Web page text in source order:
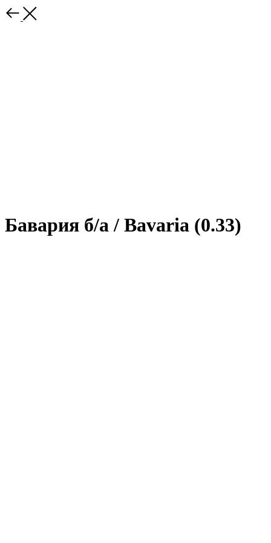
Бавария б/а / Bavaria (0.33)